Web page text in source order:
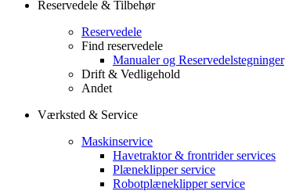
Reservedele & Tilbehør
Reservedele
Find reservedele
Manualer og Reservedelstegninger
Drift & Vedligehold
Andet
Værksted & Service
Maskinservice
Havetraktor & frontrider services
Plæneklipper service
Robotplæneklipper service